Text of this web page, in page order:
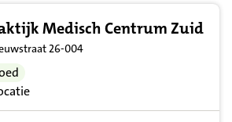
Medisch Centrum Zuid
26-004